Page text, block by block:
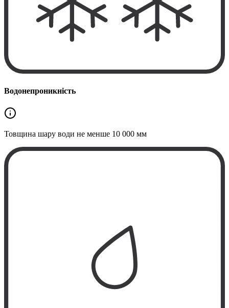
Водонепроникність
Товщина шару води не менше 10 000 мм